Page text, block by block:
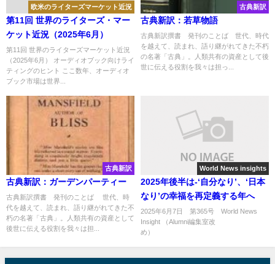
欧米のライターズマーケット近況
第11回 世界のライターズ・マー
ケット近況（2025年6月）
第11回 世界のライターズマーケット近況
（2025年6月） オーディオブック向けライ
ティングのヒント ここ数年、オーディオ
ブック市場は世界...
古典新訳
古典新訳：若草物語
古典新訳撰書 発刊のことば 世代、時代
を越えて、読まれ、語り継がれてきた不朽
の名著「古典」。人類共有の資産として後
世に伝える役割を我々は担っ...
古典新訳
古典新訳：ガーデンパーティー
古典新訳撰書 発刊のことば 世代、時
代を越えて、読まれ、語り継がれてきた不
朽の名著「古典」。人類共有の資産として
後世に伝える役割を我々は担...
World News insights
2025年後半は-‘自分なり’、‘日本
なり’の幸福を再定義する年へ
2025年6月7日 第365号 World News
Insight （Alumni編集室改
め）